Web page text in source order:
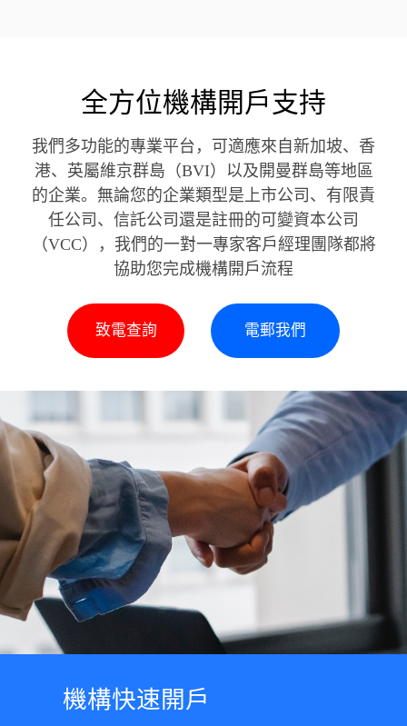
全方位機構開戶支持
我們多功能的專業平台，可適應來自新加坡、香
港、英屬維京群島（BVI）以及開曼群島等地區
的企業。無論您的企業類型是上市公司、有限責
任公司、信託公司還是註冊的可變資本公司
（VCC），我們的一對一專家客戶經理團隊都將
協助您完成機構開戶流程
致電查詢 電郵我們
機構快速開戶